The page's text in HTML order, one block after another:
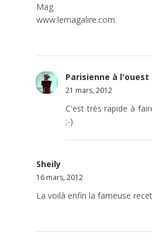
Mag
www.lemagalire.com
Parisienne à l'ouest
21 mars, 2012
C'est très rapide à
;-)
Sheily
16 mars, 2012
La voilà enfin la fameuse